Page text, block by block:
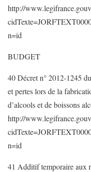
http://
n=id
BUDGET
40 Décret n° 2012-1245
et pertes lors de la
d’alcools et de boissons
http://
n=id
41 Additif temporaire aux